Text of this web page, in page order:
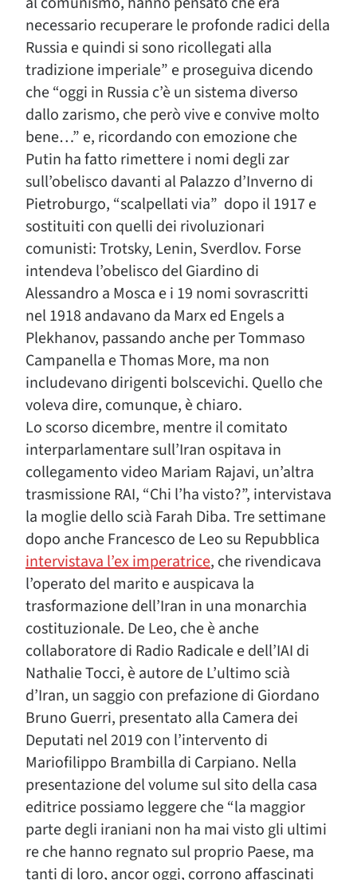
necessario recuperare le profonde radici della
Russia e quindi si sono ricollegati alla
tradizione imperiale” e proseguiva dicendo
che “oggi in Russia c’è un sistema diverso
dallo zarismo, che però vive e convive molto
bene…” e, ricordando con emozione che
Putin ha fatto rimettere i nomi degli zar
sull’obelisco davanti al Palazzo d’Inverno di
Pietroburgo, “scalpellati via” dopo il 1917 e
sostituiti con quelli dei rivoluzionari
comunisti: Trotsky, Lenin, Sverdlov. Forse
intendeva l’obelisco del Giardino di
Alessandro a Mosca e i 19 nomi sovrascritti
nel 1918 andavano da Marx ed Engels a
Plekhanov, passando anche per Tommaso
Campanella e Thomas More, ma non
includevano dirigenti bolscevichi. Quello che
voleva dire, comunque, è chiaro.
Lo scorso dicembre, mentre il comitato
interparlamentare sull’Iran ospitava in
collegamento video Mariam Rajavi, un’altra
trasmissione RAI, “Chi l’ha visto?”, intervistava
la moglie dello scià Farah Diba. Tre settimane
dopo anche Francesco de Leo su Repubblica
intervistava l’ex imperatrice, che rivendicava
l’operato del marito e auspicava la
trasformazione dell’Iran in una monarchia
costituzionale. De Leo, che è anche
collaboratore di Radio Radicale e dell’IAI di
Nathalie Tocci, è autore de L’ultimo scià
d’Iran, un saggio con prefazione di Giordano
Bruno Guerri, presentato alla Camera dei
Deputati nel 2019 con l’intervento di
Mariofilippo Brambilla di Carpiano. Nella
presentazione del volume sul sito della casa
editrice possiamo leggere che “la maggior
parte degli iraniani non ha mai visto gli ultimi
re che hanno regnato sul proprio Paese, ma
tanti di loro, ancor oggi, corrono affascinati